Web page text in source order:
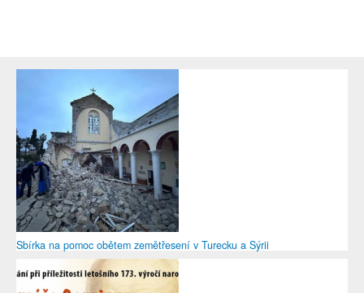
Sbírka na pomoc obětem zemětřesení v Turecku a Sýrii